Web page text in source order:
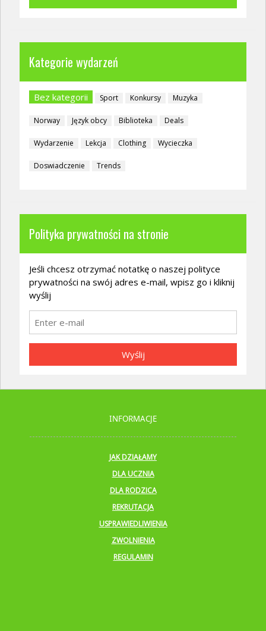
Kategorie wydarzeń
Bez kategorii Sport Konkursy Muzyka
Norway Język obcy Biblioteka Deals
Wydarzenie Lekcja Clothing Wycieczka
Doswiadczenie Trends
Polityka prywatności na stronie
Jeśli chcesz otrzymać notatkę o naszej polityce
prywatności na swój adres e-mail, wpisz go i kliknij
wyślij
Wyślij
INFORMACJE
JAK DZIAŁAMY
DLA UCZNIA
DLA RODZICA
REKRUTACJA
USPRAWIEDLIWIENIA
ZWOLNIENIA
REGULAMIN